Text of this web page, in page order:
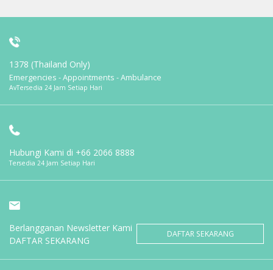
1378 (Thailand Only)
Emergencies - Appointments - Ambulance
AvTersedia 24 Jam Setiap Hari
Hubungi Kami di +66 2066 8888
Tersedia 24 Jam Setiap Hari
Berlangganan Newsletter Kami
DAFTAR SEKARANG
DAFTAR SEKARANG